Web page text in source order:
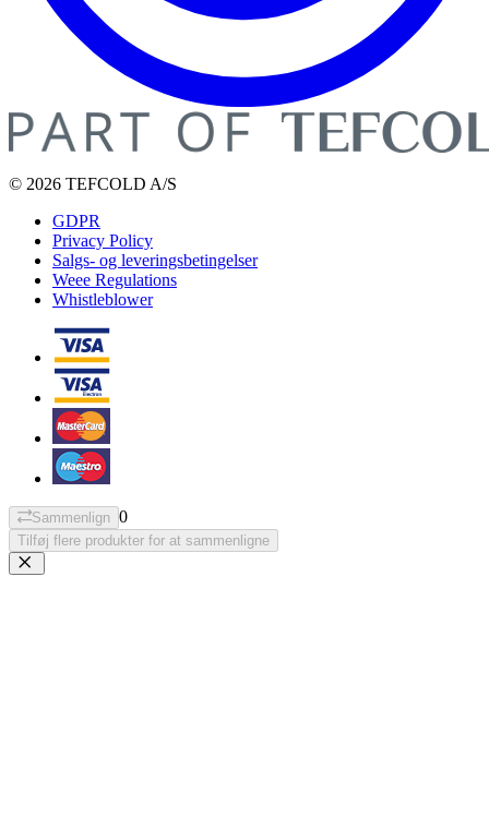
© 2026 TEFCOLD A/S
GDPR
Privacy Policy
Salgs- og leveringsbetingelser
Weee Regulations
Whistleblower
Sammenlign 0
Tilføj flere produkter for at sammenligne